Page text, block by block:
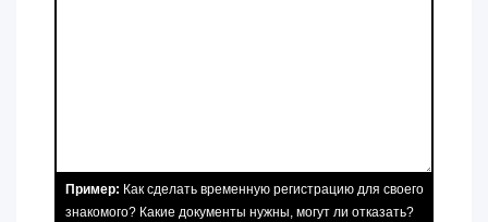
Пример: Как сделать временную регистрацию для своего
знакомого? Какие документы нужны, могут ли отказать?